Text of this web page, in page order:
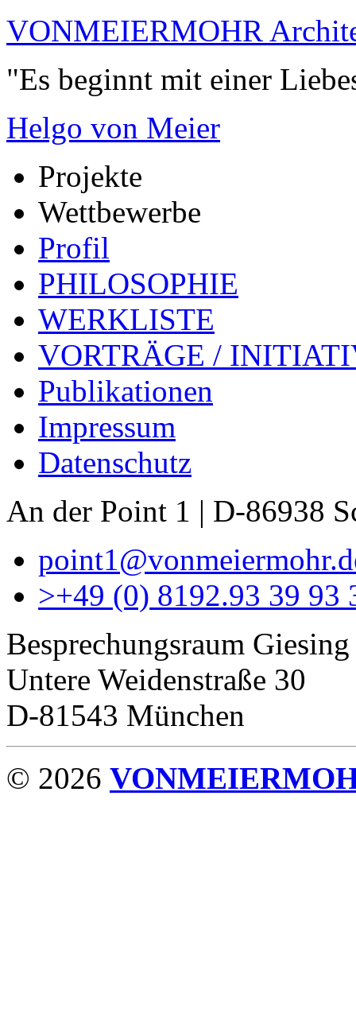
VONMEIERMOHR
"Es beginnt mit einer
Helgo von Meier
Projekte
Wettbewerbe
Profil
PHILOSOPHIE
WERKLISTE
VORTRÄGE /
Publikationen
Impressum
Datenschutz
An der Point 1 | D-86938
>+49 (0) 8192.93 39 93
Besprechungsraum Giesing
Untere Weidenstraße 30
D-81543 München
© 2026